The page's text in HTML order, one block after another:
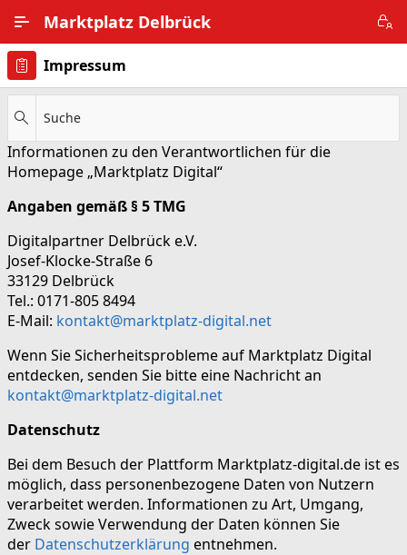
Marktplatz Delbrück
Alle Ortsteile
Impressum
Nutzungsbedingungen
Datenschutz
Impressum
Suche
Informationen zu den Verantwortlichen für die
Homepage „Marktplatz Digital“
Angaben gemäß § 5 TMG
Digitalpartner Delbrück e.V.
Josef-Klocke-Straße 6
33129 Delbrück
Tel.: 0171-805 8494
E-Mail: kontakt@marktplatz-digital.net
Wenn Sie Sicherheitsprobleme auf Marktplatz Digital
entdecken, senden Sie bitte eine Nachricht an
kontakt@marktplatz-digital.net
Datenschutz
Bei dem Besuch der Plattform Marktplatz-digital.de ist es
möglich, dass personenbezogene Daten von Nutzern
verarbeitet werden. Informationen zu Art, Umgang,
Zweck sowie Verwendung der Daten können Sie
der Datenschutzerklärung entnehmen.